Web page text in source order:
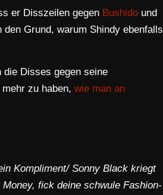
er Disszeilen gegen Bushido und
Grund, warum Shindy ebenfalls
die Disses gegen seine
zu haben, wie man an
Kompliment/ Sonny Black kriegt
fick deine schwule Fashion-